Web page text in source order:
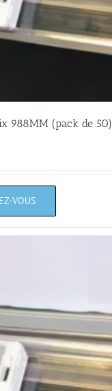
988MM (pack de 50)